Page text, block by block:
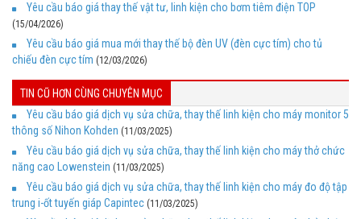
Yêu cầu báo giá thay thế vật tư, linh kiện cho bơm tiêm điện TOP
(15/04/2026)
Yêu cầu báo giá mua mới thay thế bộ đèn UV (đèn cực tím) cho tủ
chiếu đèn cực tím (12/03/2026)
TIN CŨ HƠN CÙNG CHUYÊN MỤC
Yêu cầu báo giá dịch vụ sửa chữa, thay thế linh kiện cho máy monitor 5
thông số Nihon Kohden (11/03/2025)
Yêu cầu báo giá dịch vụ sửa chữa, thay thế linh kiện cho máy thở chức
năng cao Lowenstein (11/03/2025)
Yêu cầu báo giá dịch vụ sửa chữa, thay thế linh kiện cho máy đo độ tập
trung i-ốt tuyến giáp Capintec (11/03/2025)